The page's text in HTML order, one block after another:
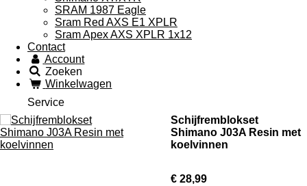
SRAM 1987 Eagle
Sram Red AXS E1 XPLR
Sram Apex AXS XPLR 1x12
Contact
Account
Zoeken
Winkelwagen
Service
Schijfremblokset
Shimano J03A Resin met
koelvinnen
€ 28,99